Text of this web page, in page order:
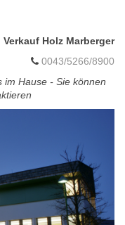
Verkauf Holz Marberger
0043/5266/8900
im Hause - Sie können